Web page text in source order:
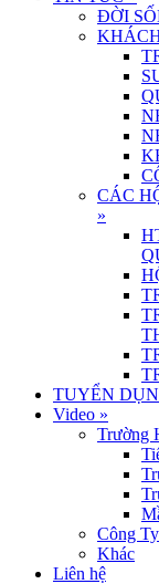
ĐỜI
CÁC
»
TUYỂN
Video »
Trường
Công
Khác
Liên hệ